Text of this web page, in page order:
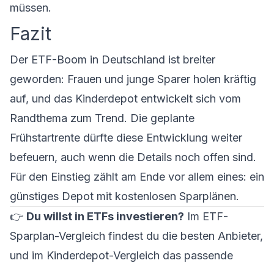
müssen.
Fazit
Der ETF-Boom in Deutschland ist breiter
geworden: Frauen und junge Sparer holen kräftig
auf, und das Kinderdepot entwickelt sich vom
Randthema zum Trend. Die geplante
Frühstartrente dürfte diese Entwicklung weiter
befeuern, auch wenn die Details noch offen sind.
Für den Einstieg zählt am Ende vor allem eines: ein
günstiges Depot mit kostenlosen Sparplänen.
👉 Du willst in ETFs investieren? Im ETF-
Sparplan-Vergleich findest du die besten Anbieter,
und im Kinderdepot-Vergleich das passende